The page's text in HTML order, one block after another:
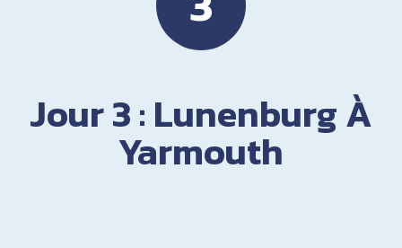
Jour 3 : Lunenburg À
Yarmouth